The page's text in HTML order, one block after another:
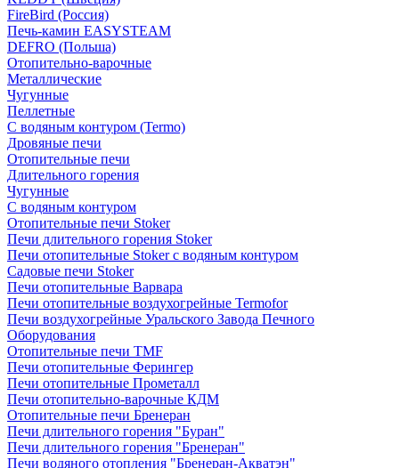
FireBird (Россия)
Печь-камин EASYSTEAM
DEFRO (Польша)
Отопительно-варочные
Металлические
Чугунные
Пеллетные
С водяным контуром (Termo)
Дровяные печи
Отопительные печи
Длительного горения
Чугунные
C водяным контуром
Отопительные печи Stoker
Печи длительного горения Stoker
Печи отопительные Stoker с водяным контуром
Садовые печи Stoker
Печи отопительные Варвара
Печи отопительные воздухогрейные Termofor
Печи воздухогрейные Уральского Завода Печного
Оборудования
Отопительные печи TMF
Печи отопительные Ферингер
Печи отопительные Прометалл
Печи отопительно-варочные КДМ
Отопительные печи Бренеран
Печи длительного горения "Буран"
Печи длительного горения "Бренеран"
Печи водяного отопления "Бренеран-Акватэн"